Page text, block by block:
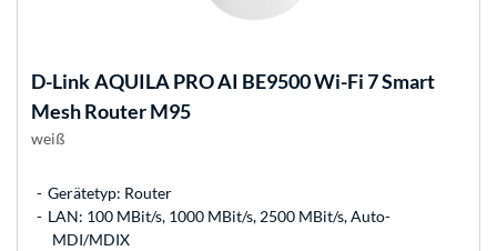
D-LinkAQUILA PRO AI BE9500 Wi-Fi 7 Smart
Mesh Router M95
weiß
Gerätetyp: Router
LAN: 100 MBit/s, 1000 MBit/s, 2500 MBit/s, Auto-
MDI/MDIX